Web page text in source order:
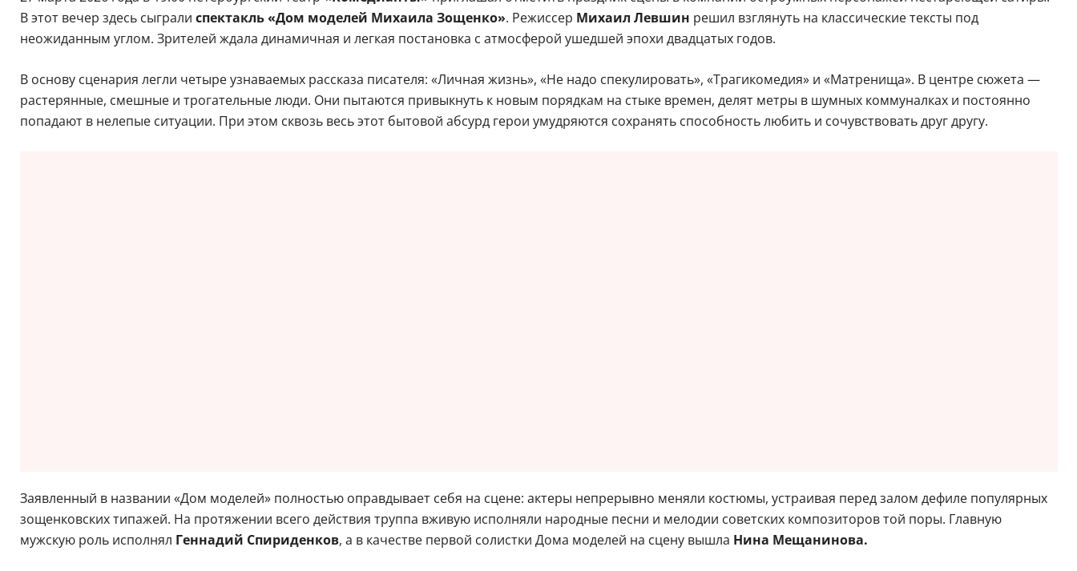
В этот вечер здесь сыграли спектакль «Дом моделей Михаила Зощенко». Режиссер Михаил Левшин решил взглянуть на классические тексты под
неожиданным углом. Зрителей ждала динамичная и легкая постановка с атмосферой ушедшей эпохи двадцатых годов.
В основу сценария легли четыре узнаваемых рассказа писателя: «Личная жизнь», «Не надо спекулировать», «Трагикомедия» и «Матренища». В центре сюжета —
растерянные, смешные и трогательные люди. Они пытаются привыкнуть к новым порядкам на стыке времен, делят метры в шумных коммуналках и постоянно
попадают в нелепые ситуации. При этом сквозь весь этот бытовой абсурд герои умудряются сохранять способность любить и сочувствовать друг другу.
Заявленный в названии «Дом моделей» полностью оправдывает себя на сцене: актеры непрерывно меняли костюмы, устраивая перед залом дефиле популярных
зощенковских типажей. На протяжении всего действия труппа вживую исполняли народные песни и мелодии советских композиторов той поры. Главную
мужскую роль исполнял Геннадий Спириденков, а в качестве первой солистки Дома моделей на сцену вышла Нина Мещанинова.